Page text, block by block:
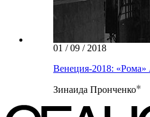
01 / 09 / 2018
Венеция-2018: «Рома»
Зинаида Пронченко